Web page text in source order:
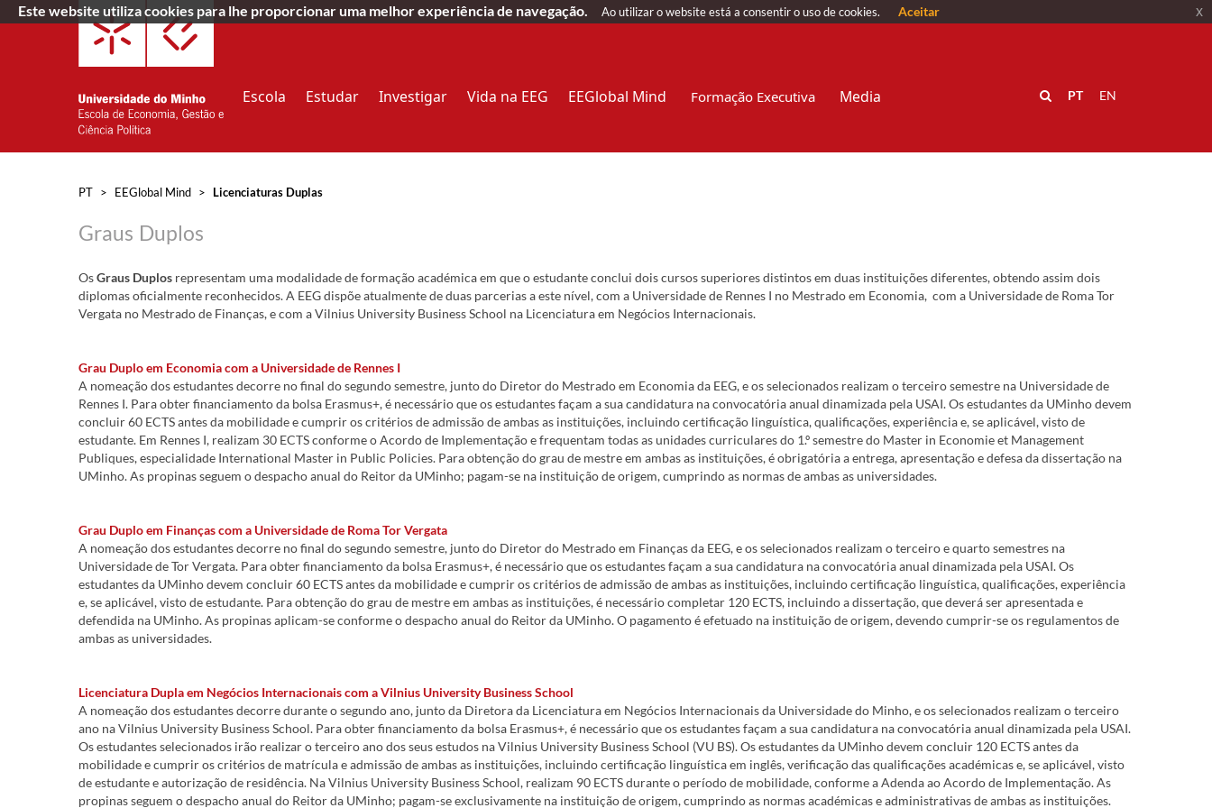
Escola Estudar Investigar Vida na EEG EEGlobal Mind Formação Executiva Media EN
PT
PT > EEGlobal Mind > Licenciaturas Duplas
Graus Duplos
OsGraus Duplos representam uma modalidade de formação académica em que o estudante conclui dois cursos superiores distintos em duas instituições diferentes, obtendo assim dois
diplomas oficialmente reconhecidos. A EEG dispõe atualmente de duas parcerias a este nível, com a Universidade de Rennes I no Mestrado em Economia, com a Universidade de Roma Tor
Vergata no Mestrado de Finanças, e com a Vilnius University Business School na Licenciatura em Negócios Internacionais.
Grau Duplo em Economia com a Universidade de Rennes I
A nomeação dos estudantes decorre no final do segundo semestre, junto do Diretor do Mestrado em Economia da EEG, e os selecionados realizam o terceiro semestre na Universidade de
Rennes I. Para obter financiamento da bolsa Erasmus+, é necessário que os estudantes façam a sua candidatura na convocatória anual dinamizada pela USAI. Os estudantes da UMinho devem
concluir 60 ECTS antes da mobilidade e cumprir os critérios de admissão de ambas as instituições, incluindo certificação linguística, qualificações, experiência e, se aplicável, visto de
estudante. Em Rennes I, realizam 30 ECTS conforme o Acordo de Implementação e frequentam todas as unidades curriculares do 1.º semestre do Master in Economie et Management
Publiques, especialidade International Master in Public Policies. Para obtenção do grau de mestre em ambas as instituições, é obrigatória a entrega, apresentação e defesa da dissertação na
UMinho. As propinas seguem o despacho anual do Reitor da UMinho; pagam-se na instituição de origem, cumprindo as normas de ambas as universidades.
Grau Duplo em Finanças com a Universidade de Roma Tor Vergata
A nomeação dos estudantes decorre no final do segundo semestre, junto do Diretor do Mestrado em Finanças da EEG, e os selecionados realizam o terceiro e quarto semestres na
Universidade de Tor Vergata. Para obter financiamento da bolsa Erasmus+, é necessário que os estudantes façam a sua candidatura na convocatória anual dinamizada pela USAI. Os
estudantes da UMinho devem concluir 60 ECTS antes da mobilidade e cumprir os critérios de admissão de ambas as instituições, incluindo certificação linguística, qualificações, experiência
e, se aplicável, visto de estudante. Para obtenção do grau de mestre em ambas as instituições, é necessário completar 120 ECTS, incluindo a dissertação, que deverá ser apresentada e
defendida na UMinho. As propinas aplicam-se conforme o despacho anual do Reitor da UMinho. O pagamento é efetuado na instituição de origem, devendo cumprir-se os regulamentos de
ambas as universidades.
Licenciatura Dupla em Negócios Internacionais com a Vilnius University Business School
A nomeação dos estudantes decorre durante o segundo ano, junto da Diretora da Licenciatura em Negócios Internacionais da Universidade do Minho, e os selecionados realizam o terceiro
ano na Vilnius University Business School. Para obter financiamento da bolsa Erasmus+, é necessário que os estudantes façam a sua candidatura na convocatória anual dinamizada pela USAI.
Os estudantes selecionados irão realizar o terceiro ano dos seus estudos na Vilnius University Business School (VU BS). Os estudantes da UMinho devem concluir 120 ECTS antes da
mobilidade e cumprir os critérios de matrícula e admissão de ambas as instituições, incluindo certificação linguística em inglês, verificação das qualificações académicas e, se aplicável, visto
de estudante e autorização de residência. Na Vilnius University Business School, realizam 90 ECTS durante o período de mobilidade, conforme a Adenda ao Acordo de Implementação. As
propinas seguem o despacho anual do Reitor da UMinho; pagam-se exclusivamente na instituição de origem, cumprindo as normas académicas e administrativas de ambas as instituições.
Este website utiliza cookies para lhe proporcionar uma melhor experiência de navegação. Ao utilizar o website está a consentir o uso de cookies. Aceitar x